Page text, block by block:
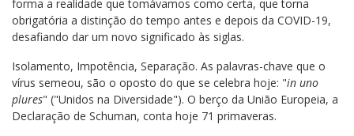
forma a realidade que tomávamos como certa, que torna
obrigatória a distinção do tempo antes e depois da COVID-19,
desafiando dar um novo significado às siglas.
Isolamento, Impotência, Separação. As palavras-chave que o
vírus semeou, são o oposto do que se celebra hoje: "in uno
plures" ("Unidos na Diversidade"). O berço da União Europeia, a
Declaração de Schuman, conta hoje 71 primaveras.